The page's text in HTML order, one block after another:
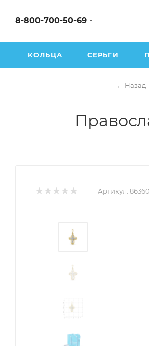
8-800-700-50-69
КОЛЬЦА СЕРЬГИ
← Назад
Артикул: 86360